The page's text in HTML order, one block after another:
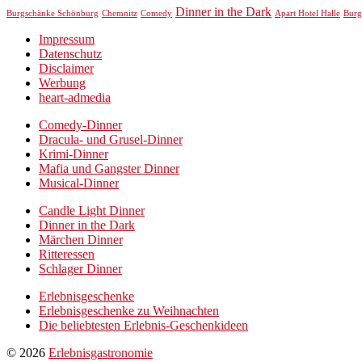
Burgschänke Schönburg Chemnitz Comedy Dinner in the Dark Apart Hotel Halle
Impressum
Datenschutz
Disclaimer
Werbung
heart-admedia
Comedy-Dinner
Dracula- und Grusel-Dinner
Krimi-Dinner
Mafia und Gangster Dinner
Musical-Dinner
Candle Light Dinner
Dinner in the Dark
Märchen Dinner
Ritteressen
Schlager Dinner
Erlebnisgeschenke
Erlebnisgeschenke zu Weihnachten
Die beliebtesten Erlebnis-Geschenkideen
© 2026 Erlebnisgastronomie